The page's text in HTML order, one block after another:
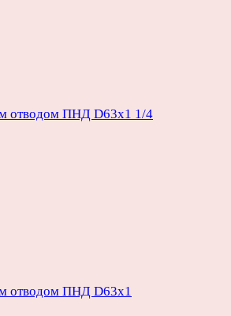
отводом ПНД D63х1 1/4
отводом ПНД D63х1